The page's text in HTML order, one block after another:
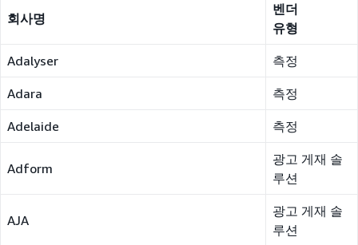
회사명
벤더
유형
Adalyser 측정
Adara 측정
Adelaide 측정
Adform
광고 게재 솔
루션
AJA
광고 게재 솔
루션